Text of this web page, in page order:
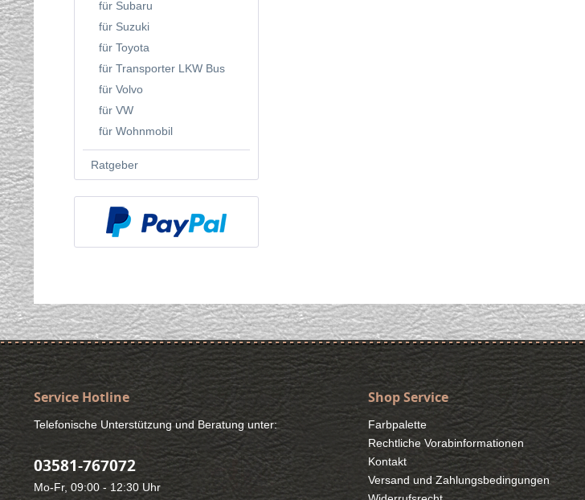
für Subaru
für Suzuki
für Toyota
für Transporter LKW Bus
für Volvo
für VW
für Wohnmobil
Ratgeber
Service Hotline
Telefonische Unterstützung und Beratung unter:
03581-767072
Mo-Fr, 09:00 - 12:30 Uhr
Shop Service
Farbpalette
Rechtliche Vorabinformationen
Kontakt
Versand und Zahlungsbedingungen